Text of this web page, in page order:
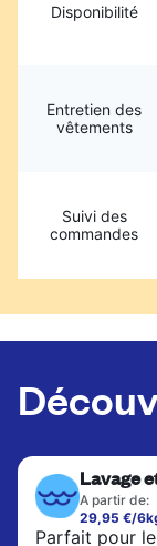
Disponibilité
Entretien des
vêtements
Suivi des
commandes
Lavage
A partir de:
29,95 €/
Parfait pour